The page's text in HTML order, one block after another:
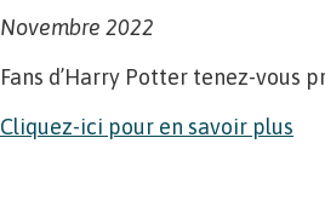
Novembre 2022
Fans d’Harry Potter tenez-vous
Cliquez-ici pour en savoir plus